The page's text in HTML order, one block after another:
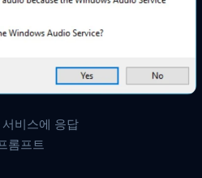
비스에 응답
롬프트